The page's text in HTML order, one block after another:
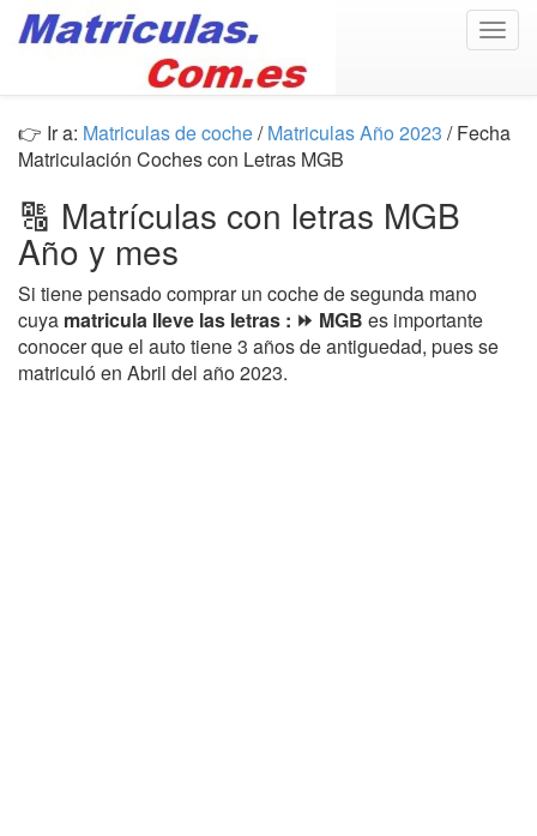
👉 Ir a: Matriculas de coche/Matriculas Año 2023 / Fecha
Matriculación Coches con Letras MGB
🔠 Matrículas con letras MGB
Año y mes
Si tiene pensado comprar un coche de segunda mano
cuya matricula lleve las letras : ⏩ MGB es importante
conocer que el auto tiene 3 años de antiguedad, pues se
matriculó en Abril del año 2023.